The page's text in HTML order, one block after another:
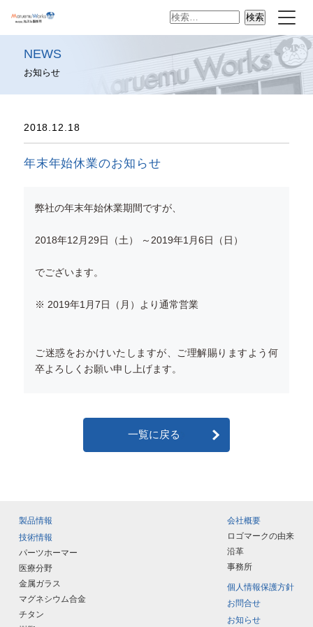
検
NEWS
お知らせ
2018.12.18
年末年始休業のお知らせ
弊社の年末年始休業期間ですが、
2018年12月29日（土） ～2019年1月6日（日）
でございます。
※ 2019年1月7日（月）より通常営業
ご迷惑をおかけいたしますが、ご理解賜りますよう何
卒よろしくお願い申し上げます。
一覧に戻る
製品情報
技術情報
パーツホーマー
医療分野
金属ガラス
マグネシウム合金
チタン
会社概要
ロゴマークの由来
沿革
事務所
個人情報保護方針
お問合せ
お知らせ